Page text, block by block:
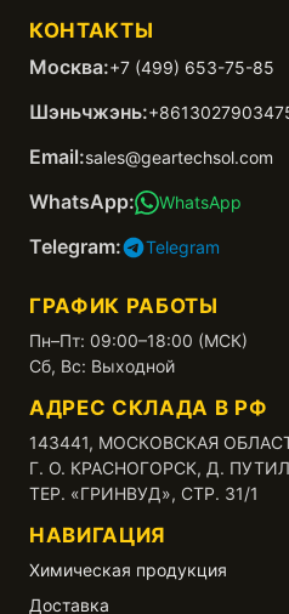
КОНТАКТЫ
Москва:+7 (499) 653-75-85
Шэньчжэнь:
Email:sales@geartechsol.com
WhatsApp: WhatsApp
Telegram: Telegram
ГРАФИК РАБОТЫ
Пн–Пт: 09:00–18:00 (МСК)
Сб, Вс: Выходной
АДРЕС СКЛАДА В РФ
143441, МОСКОВСКАЯ
Г. О. КРАСНОГОРСК, Д.
ТЕР. «ГРИНВУД», СТР. 31/1
НАВИГАЦИЯ
Химическая продукция
Доставка